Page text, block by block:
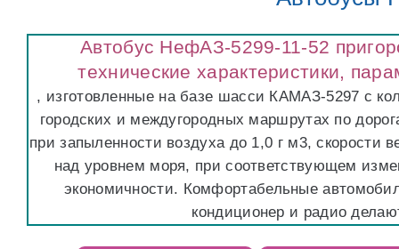
Автобус НефАЗ-5299-11-52
технические характеристики,
, изготовленные на базе шасси КАМАЗ-5297 с
городских и междугородных маршрутах по
при запыленности воздуха до 1,0 г м3, скорости
над уровнем моря, при соответствующем
экономичности. Комфортабельные
кондиционер и радио